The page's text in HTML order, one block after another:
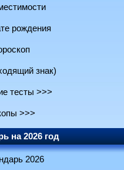
рождения
знак)
тесты >>>
>>>
на 2026 год
2026